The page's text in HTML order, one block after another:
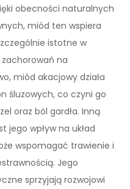
obecności naturalnych
miód ten wspiera
istotne w
na
miód akacjowy działa
śluzowych, co czyni go
oraz ból gardła. Inną
jego wpływ na układ
wspomagać trawienie i
Jego
sprzyjają rozwojowi